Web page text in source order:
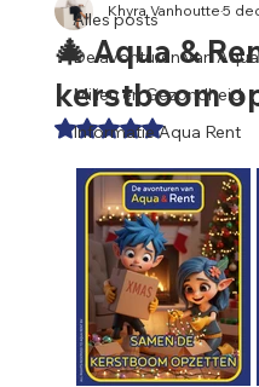
Alles posts
De avonturen van
Milieu en Gezondheid
Informatie Aqua Rent
🎄 Aqua &
kerstboom
Khyra Vanhoutte5
Beoordeeld met